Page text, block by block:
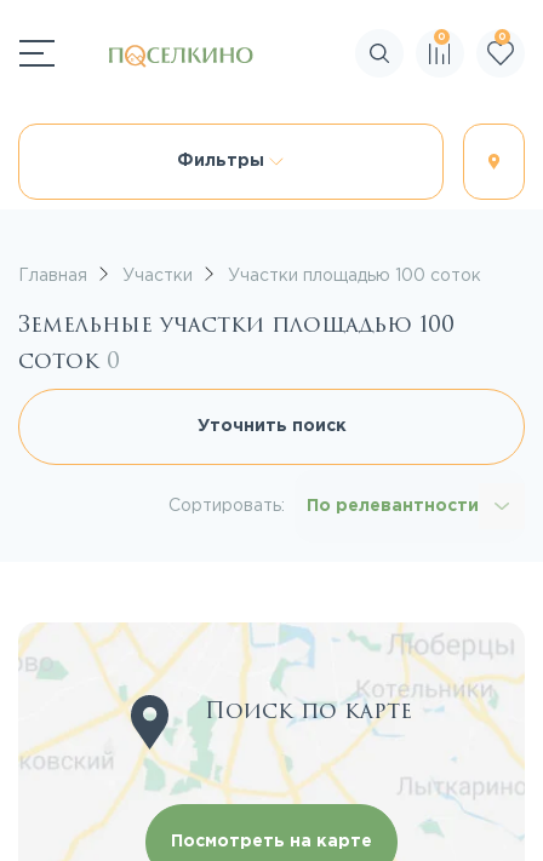
Поиск по сайту
0 0
Фильтры
Главная Участки Участки площадью 100 соток
Земельные участки площадью 100
соток 0
Уточнить поиск
Сортировать: По релевантности
Поиск по карте
Посмотреть на карте